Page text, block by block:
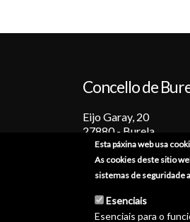
Concello de
Eijo Garay, 20
27880 - Burela
Lugo (España)
+34 982 586 000
burela@burela.org
Esta páxina web usa
As cookies deste sitio
sistemas de seguridade
Esenciais
Esenciais para o